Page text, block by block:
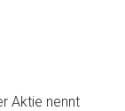
Aktie nennt